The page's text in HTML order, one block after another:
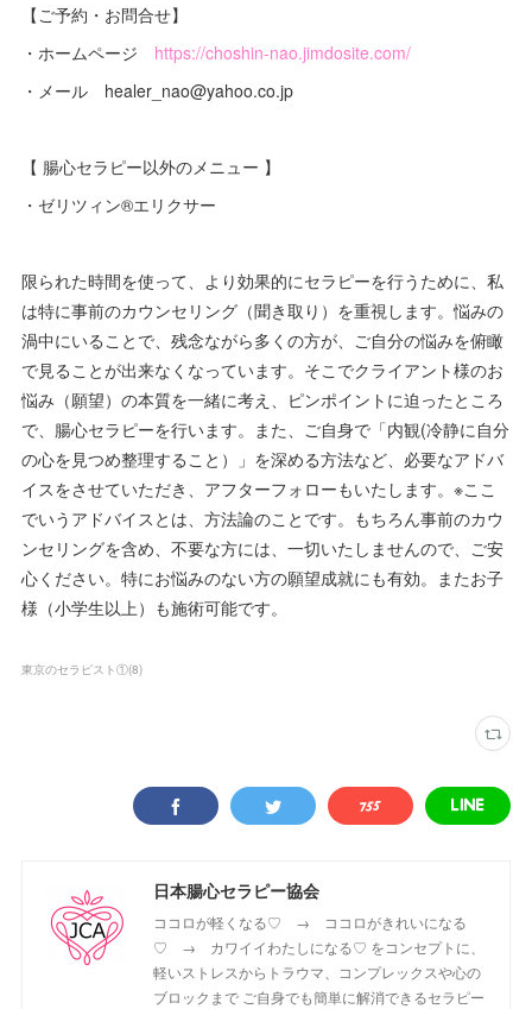
【ご予約・お問合せ】
・ホームページ https://choshin-nao.jimdosite.com/
・メール healer_nao@yahoo.co.jp
【 腸心セラピー以外のメニュー 】
・ゼリツィン®︎エリクサー
限られた時間を使って、より効果的にセラピーを行うために、私
は特に事前のカウンセリング（聞き取り）を重視します。悩みの
渦中にいることで、残念ながら多くの方が、ご自分の悩みを俯瞰
で見ることが出来なくなっています。そこでクライアント様のお
悩み（願望）の本質を一緒に考え、ピンポイントに迫ったところ
で、腸心セラピーを行います。また、ご自身で「内観(冷静に自分
の心を見つめ整理すること）」を深める方法など、必要なアドバ
イスをさせていただき、アフターフォローもいたします。※ここ
でいうアドバイスとは、方法論のことです。もちろん事前のカウ
ンセリングを含め、不要な方には、一切いたしませんので、ご安
心ください。特にお悩みのない方の願望成就にも有効。またお子
様（小学生以上）も施術可能です。
東京のセラピスト①(8)
日本腸心セラピー協会
ココロが軽くなる♡ → ココロがきれいになる
♡ → カワイイわたしになる♡ をコンセプトに、
軽いストレスからトラウマ、コンプレックスや心の
ブロックまで ご自身でも簡単に解消できるセラピー